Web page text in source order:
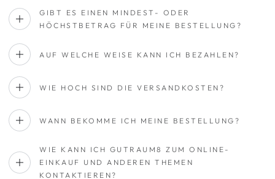
GIBT ES EINEN MINDEST- ODER
HÖCHSTBETRAG FÜR MEINE BESTELLUNG?
AUF WELCHE WEISE KANN ICH BEZAHLEN?
WIE HOCH SIND DIE VERSANDKOSTEN?
WANN BEKOMME ICH MEINE BESTELLUNG?
WIE KANN ICH GUTRAUM8 ZUM ONLINE-
EINKAUF UND ANDEREN THEMEN
KONTAKTIEREN?